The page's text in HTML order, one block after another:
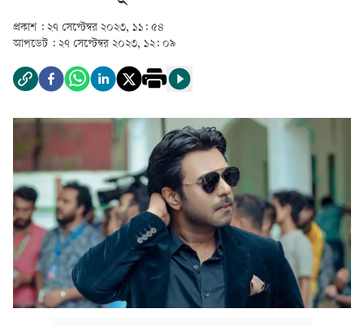
প্রকাশ : ২৭ সেপ্টেম্বর ২০২৩, ১১: ৫৪
আপডেট : ২৭ সেপ্টেম্বর ২০২৩, ১২: ০৯